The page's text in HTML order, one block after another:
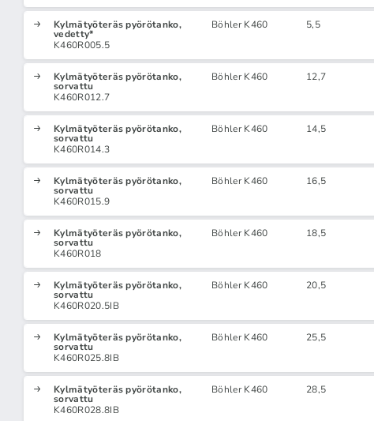
Kylmätyöteräs pyörötanko,
vedetty*
K460R005.5
Böhler K460 5,5
Kylmätyöteräs pyörötanko,
sorvattu
K460R012.7
Böhler K460 12,7
Kylmätyöteräs pyörötanko,
sorvattu
K460R014.3
Böhler K460 14,5
Kylmätyöteräs pyörötanko,
sorvattu
K460R015.9
Böhler K460 16,5
Kylmätyöteräs pyörötanko,
sorvattu
K460R018
Böhler K460 18,5
Kylmätyöteräs pyörötanko,
sorvattu
K460R020.5IB
Böhler K460 20,5
Kylmätyöteräs pyörötanko,
sorvattu
K460R025.8IB
Böhler K460 25,5
Kylmätyöteräs pyörötanko,
sorvattu
K460R028.8IB
Böhler K460 28,5